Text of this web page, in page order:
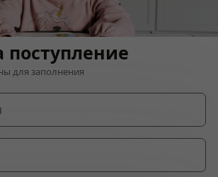
поступление
для заполнения